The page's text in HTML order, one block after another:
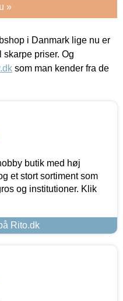
»
i Danmark lige nu er
skarpe priser. Og
som man kender fra de
butik med høj
et stort sortiment som
og institutioner. Klik
Rito.dk